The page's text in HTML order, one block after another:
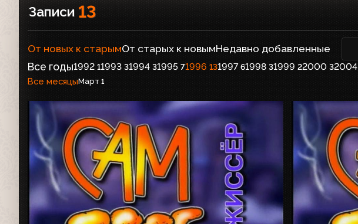
Записи 13
От новых к старымОт старых к новымНедавно добавленные
Все годы1992 11993 31994 31995 71996 131997 61998 31999 22000 32004
Все месяцыМарт 1